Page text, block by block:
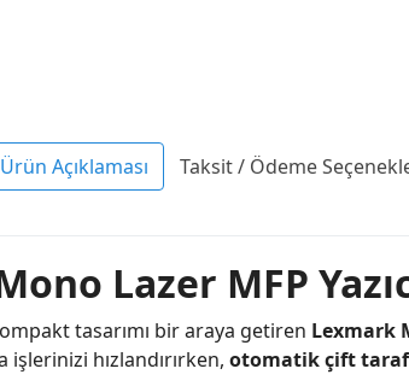
Ürün Açıklaması Taksit / Ödeme
Lazer MFP
tasarımı bir araya getiren Lexmark
işlerinizi hızlandırırken, otomatik çift